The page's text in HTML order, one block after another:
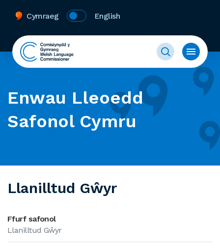
Cymraeg English
Enwau Lleoedd
Safonol Cymru
Llanilltud Gŵyr
Ffurf safonol
Llanilltud Gŵyr